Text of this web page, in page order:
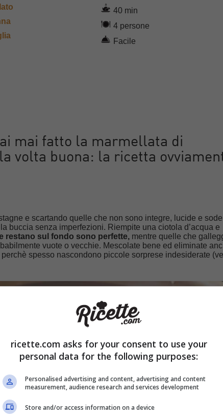
40 min
4 persone
Facile
mai fatto la marmellata di
volta buona: la ricetta
e scartando quelle che non sono integre, lucide e
buccia senza imperfezioni. Riempite una ciotola d’acqua e
restano sul fondo sono perfette, mentre quelle che
vuote o vecchie. Mescolate bene ed eliminate
spesso nascondono piccole sorprese indesiderate
ricette.com asks for your consent to use your
personal data for the following purposes:
Personalised advertising and content, advertising and content
measurement, audience research and services development
Store and/or access information on a device